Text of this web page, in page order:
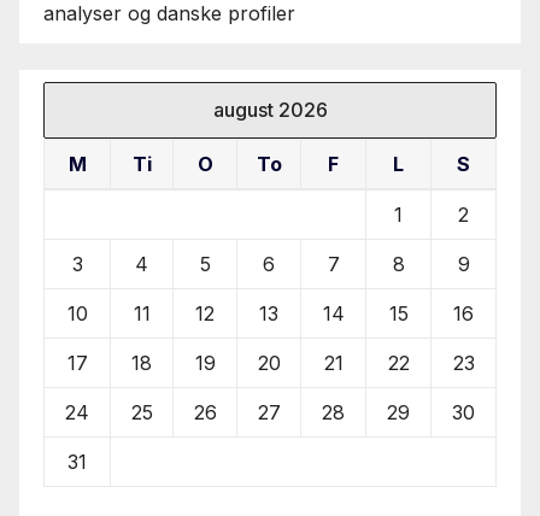
analyser og danske profiler
august 2026
M Ti O To F L S
1 2
3 4 5 6 7 8 9
10 11 12 13 14 15 16
17 18 19 20 21 22 23
24 25 26 27 28 29 30
31